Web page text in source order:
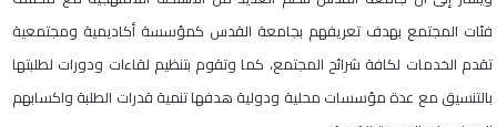
فئات المجتمع بهدف تعريفهم بجامعة القدس كمؤسسة أكاديمية ومجتمعية
تقدم الخدمات لكافة شرائح المجتمع، كما وتقوم بتنظيم لقاءات ودورات لطلبتها
بالتنسيق مع عدة مؤسسات محلية ودولية هدفها تنمية قدرات الطلبة واكسابهم